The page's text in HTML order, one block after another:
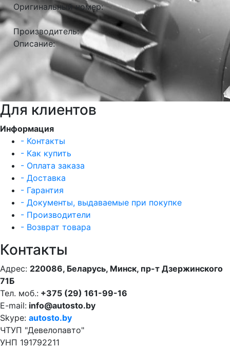
Оригинальный номер:
Производитель:
Описание:
Для клиентов
Информация
- Контакты
- Как купить
- Оплата заказа
- Доставка
- Гарантия
- Документы, выдаваемые при покупке
- Производители
- Возврат товара
Контакты
Адрес: 220086, Беларусь, Минск, пр-т Дзержинского
71Б
Тел. моб.: +375 (29) 161-99-16
E-mail: info@autosto.by
Skype: autosto.by
ЧТУП "Девелопавто"
УНП 191792211